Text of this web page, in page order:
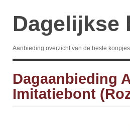
Dagelijkse
Aanbieding overzicht van de beste
Dagaanbieding
Imitatiebont